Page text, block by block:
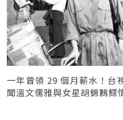
一年曾領 29 個月薪水！台
聞溫文儒雅與女星胡錦鶼鰈